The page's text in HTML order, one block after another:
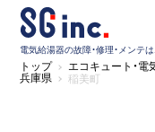
電気給湯器の故障・修理・メンテ
トップ エコキュート・
兵庫県 稲美町